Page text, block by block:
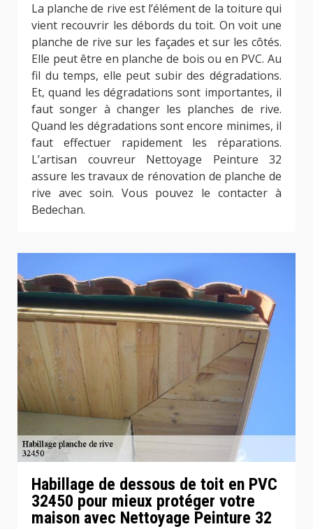
La planche de rive est l’élément de la toiture qui
vient recouvrir les débords du toit. On voit une
planche de rive sur les façades et sur les côtés.
Elle peut être en planche de bois ou en PVC. Au
fil du temps, elle peut subir des dégradations.
Et, quand les dégradations sont importantes, il
faut songer à changer les planches de rive.
Quand les dégradations sont encore minimes, il
faut effectuer rapidement les réparations.
L’artisan couvreur Nettoyage Peinture 32
assure les travaux de rénovation de planche de
rive avec soin. Vous pouvez le contacter à
Bedechan.
Habillage de dessous de toit en PVC
32450 pour mieux protéger votre
maison avec Nettoyage Peinture 32